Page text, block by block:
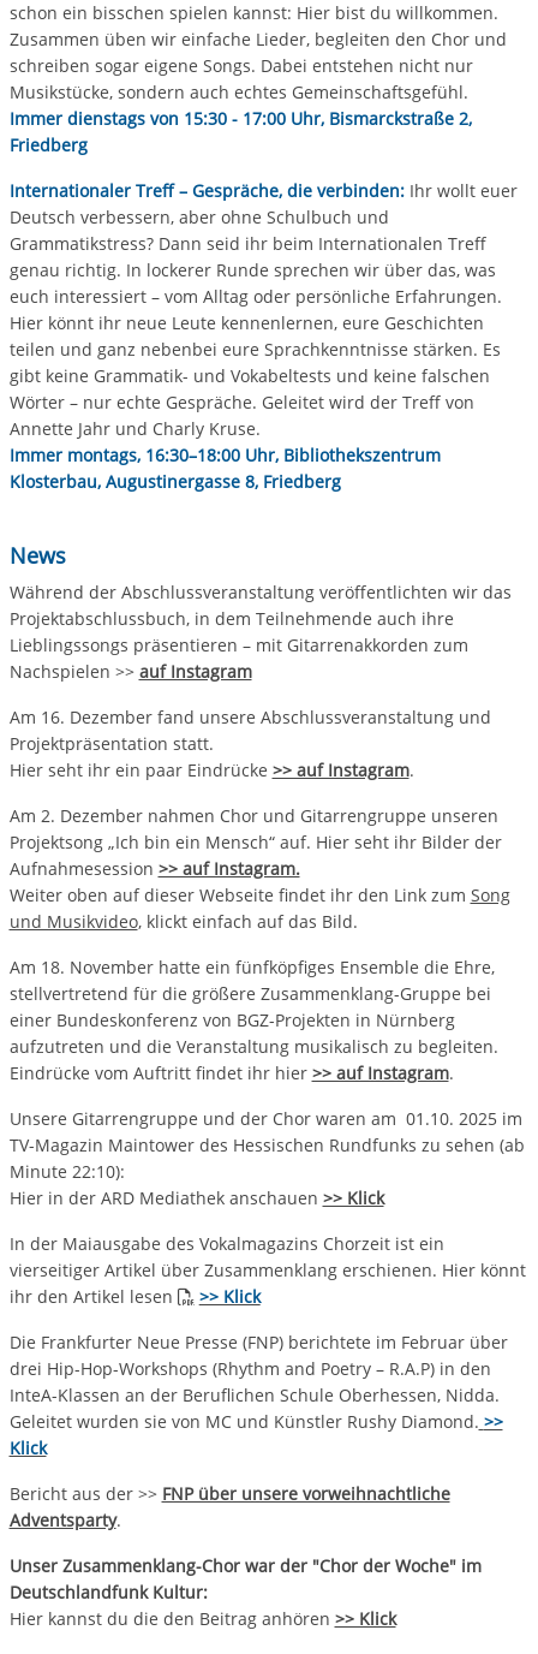
schon ein bisschen spielen kannst: Hier bist du willkommen.
Zusammen üben wir einfache Lieder, begleiten den Chor und
schreiben sogar eigene Songs. Dabei entstehen nicht nur
Musikstücke, sondern auch echtes Gemeinschaftsgefühl.
Immer dienstags von 15:30 - 17:00 Uhr, Bismarckstraße 2,
Friedberg
Internationaler Treff – Gespräche, die verbinden: Ihr wollt euer
Deutsch verbessern, aber ohne Schulbuch und
Grammatikstress? Dann seid ihr beim Internationalen Treff
genau richtig. In lockerer Runde sprechen wir über das, was
euch interessiert – vom Alltag oder persönliche Erfahrungen.
Hier könnt ihr neue Leute kennenlernen, eure Geschichten
teilen und ganz nebenbei eure Sprachkenntnisse stärken. Es
gibt keine Grammatik- und Vokabeltests und keine falschen
Wörter – nur echte Gespräche. Geleitet wird der Treff von
Annette Jahr und Charly Kruse.
Immer montags, 16:30–18:00 Uhr, Bibliothekszentrum
Klosterbau, Augustinergasse 8, Friedberg
News
Während der Abschlussveranstaltung veröffentlichten wir das
Projektabschlussbuch, in dem Teilnehmende auch ihre
Lieblingssongs präsentieren – mit Gitarrenakkorden zum
Nachspielen >> auf Instagram
Am 16. Dezember fand unsere Abschlussveranstaltung und
Projektpräsentation statt.
Hier seht ihr ein paar Eindrücke >> auf Instagram.
Am 2. Dezember nahmen Chor und Gitarrengruppe unseren
Projektsong „Ich bin ein Mensch“ auf. Hier seht ihr Bilder der
Aufnahmesession >> auf Instagram.
Weiter oben auf dieser Webseite findet ihr den Link zum Song
und Musikvideo, klickt einfach auf das Bild.
Am 18. November hatte ein fünfköpfiges Ensemble die Ehre,
stellvertretend für die größere Zusammenklang-Gruppe bei
einer Bundeskonferenz von BGZ-Projekten in Nürnberg
aufzutreten und die Veranstaltung musikalisch zu begleiten.
Eindrücke vom Auftritt findet ihr hier >> auf Instagram.
Unsere Gitarrengruppe und der Chor waren am 01.10. 2025 im
TV-Magazin Maintower des Hessischen Rundfunks zu sehen (ab
Minute 22:10):
Hier in der ARD Mediathek anschauen >> Klick
In der Maiausgabe des Vokalmagazins Chorzeit ist ein
vierseitiger Artikel über Zusammenklang erschienen. Hier könnt
ihr den Artikel lesen
>> Klick
Die Frankfurter Neue Presse (FNP) berichtete im Februar über
drei Hip-Hop-Workshops (Rhythm and Poetry – R.A.P) in den
InteA-Klassen an der Beruflichen Schule Oberhessen, Nidda.
Geleitet wurden sie von MC und Künstler Rushy Diamond. >>
Klick
Bericht aus der >> FNP über unsere vorweihnachtliche
Adventsparty.
Unser Zusammenklang-Chor war der "Chor der Woche" im
Deutschlandfunk Kultur:
Hier kannst du die den Beitrag anhören >> Klick